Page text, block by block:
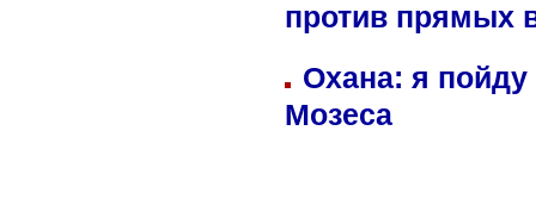
против прямых
Охана: я пойду
Мозеса